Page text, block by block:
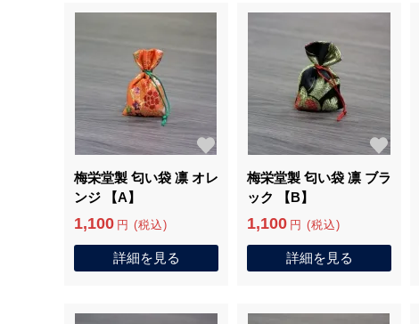
梅栄堂製 匂い袋 凛 オレ
ンジ 【A】
1,100 円 (税込)
詳細を見る
梅栄堂製 匂い袋 凛 ブラ
ック 【B】
1,100 円 (税込)
詳細を見る